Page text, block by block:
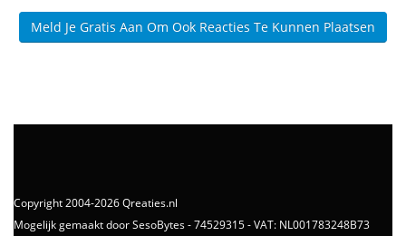
Meld Je Gratis Aan Om Ook Reacties Te Kunnen Plaatsen
Copyright 2004-2026 Qreaties.nl
Mogelijk gemaakt door SesoBytes - 74529315 - VAT: NL001783248B73